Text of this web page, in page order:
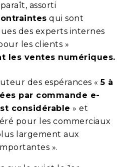
assorti
qui sont
des experts internes
les clients »
les ventes numériques.
des espérances «5 à
par commande e-
considérable » et
pour les commerciaux
largement aux
».